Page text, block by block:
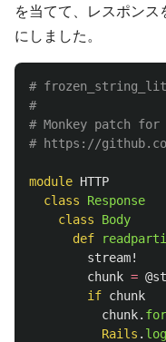
を当てて、レスポン
にしました。
#
#
# Monkey patch for
# https://
module HTTP
class
Response
class
Body
def
stream!
chunk =
if chunk
chunk.
Rails .